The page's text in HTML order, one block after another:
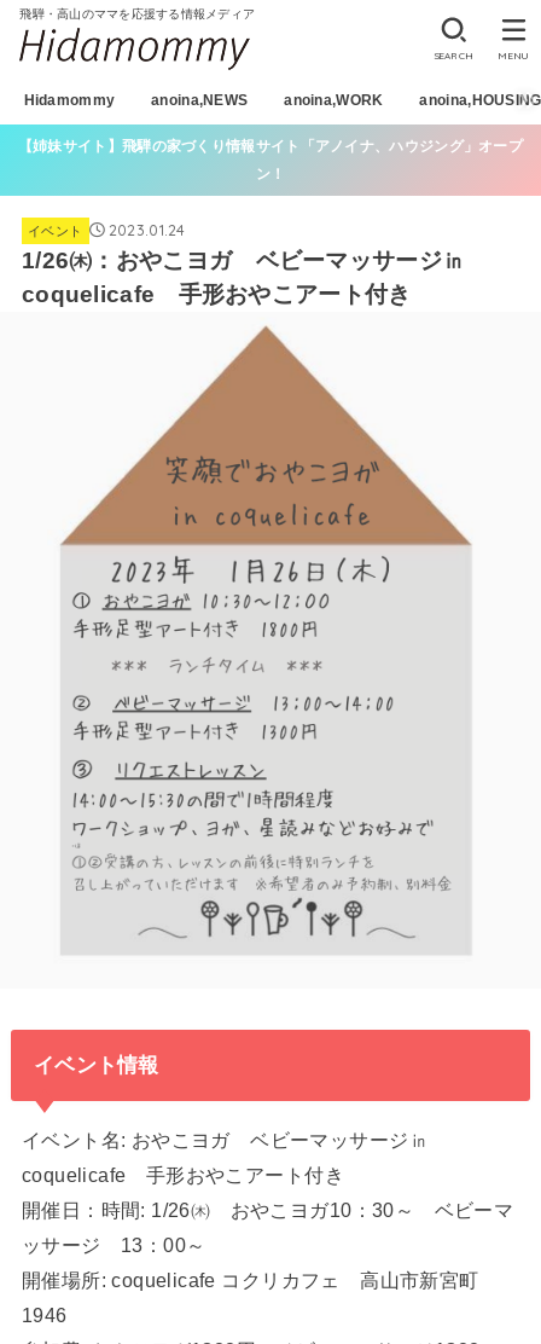
飛騨・高山のママを応援する情報メディア
Hidamommy anoina,NEWS anoina,WORK anoina,HOUSING
SEARCH MENU
【姉妹サイト】飛騨の家づくり情報サイト「アノイナ、ハウジング」オープ
ン！
イベント 2023.01.24
1/26㈭：おやこヨガ ベビーマッサージ㏌
coquelicafe 手形おやこアート付き
イベント情報
イベント名: おやこヨガ ベビーマッサージ㏌
coquelicafe 手形おやこアート付き
開催日：時間: 1/26㈭ おやこヨガ10：30～ ベビーマ
ッサージ 13：00～
開催場所: coquelicafe コクリカフェ 高山市新宮町
1946